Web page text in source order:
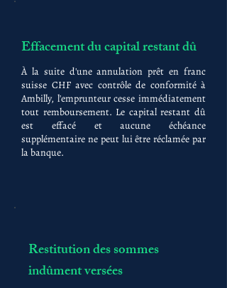
Effacement du capital restant dû
À la suite d'une annulation prêt en franc
suisse CHF avec contrôle de conformité à
Ambilly, l'emprunteur cesse immédiatement
tout remboursement. Le capital restant dû
est effacé et aucune échéance
supplémentaire ne peut lui être réclamée par
la banque.
Restitution des sommes
indûment versées